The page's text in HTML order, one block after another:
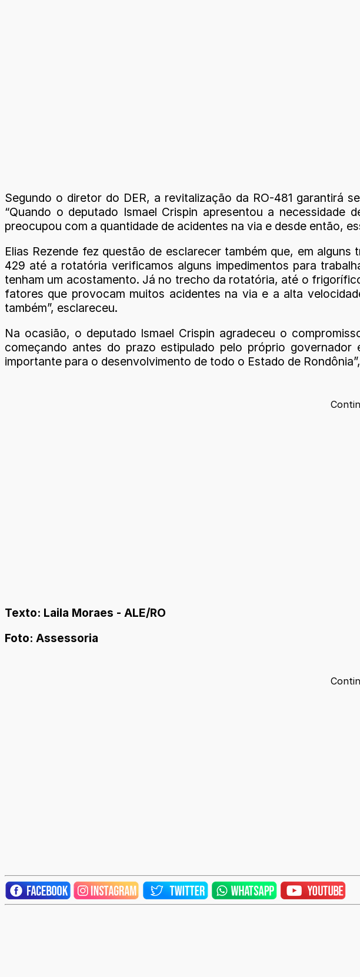
Segundo o diretor do DER, a revitalização da RO-481 garantirá
“Quando o deputado Ismael Crispin apresentou a
preocupou com a quantidade de acidentes na via e desde então,
Elias Rezende fez questão de esclarecer também que, em
429 até a rotatória verificamos alguns impedimentos para
tenham um acostamento. Já no trecho da rotatória, até o
fatores que provocam muitos acidentes na via e a alta
também”, esclareceu.
Na ocasião, o deputado Ismael Crispin agradeceu o
começando antes do prazo estipulado pelo próprio
importante para o desenvolvimento de todo o Estado de
Texto: Laila Moraes - ALE/RO
Foto: Assessoria